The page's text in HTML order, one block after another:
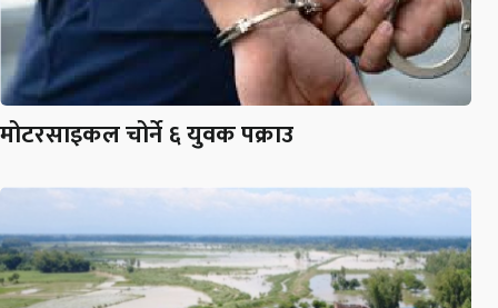
मोटरसाइकल चोर्ने ६ युवक पक्राउ